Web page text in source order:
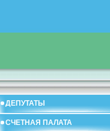
ДЕПУТАТЫ
СЧЕТНАЯ ПАЛАТА